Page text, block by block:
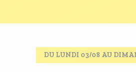
LES GUIDES
LES OFFRES MYPROVENCE
DU LUNDI 03/08 AU